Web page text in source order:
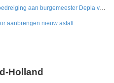
Vier aanhoudingen na doodsbedreiging aan burgemeester Depla van Breda
aanbrengen nieuw asfalt
Holland